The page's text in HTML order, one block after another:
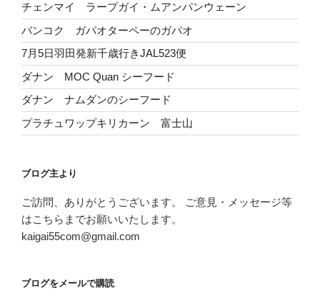
チェンマイ ラープガイ・ムアンパンウェーン
バンコク ガパオターペーのガパオ
7月5日羽田発新千歳行きJAL523便
ダナン MOC Quan シーフード
ダナン ナムダンのシーフード
プラチュワップキリカーン 富士山
ブログ主より
ご訪問、ありがとうございます。 ご意見・メッセージ等
はこちらまでお願いいたします。
kaigai55com@gmail.com
ブログをメールで購読